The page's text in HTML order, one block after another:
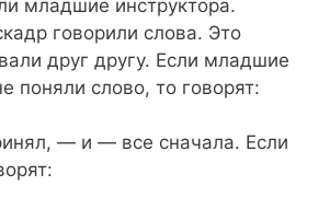
младшие инструктора.
говорили слова. Это
друг другу. Если младшие
поняли слово, то говорят:
— и — все сначала. Если